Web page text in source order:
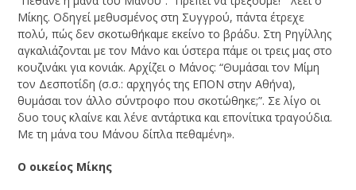
Μίκης. Οδηγεί μεθυσμένος στη Συγγρού, πάντα έτρεχε
πολύ, πώς δεν σκοτωθήκαμε εκείνο το βράδυ. Στη Ρηγίλλης
αγκαλιάζονται με τον Μάνο και ύστερα πάμε οι τρεις μας στο
κουζινάκι για κονιάκ. Αρχίζει ο Μάνος: “Θυμάσαι τον Μίμη
τον Δεσποτίδη (σ.σ.: αρχηγός της ΕΠΟΝ στην Αθήνα),
θυμάσαι τον άλλο σύντροφο που σκοτώθηκε;”. Σε λίγο οι
δυο τους κλαίνε και λένε αντάρτικα και επονίτικα τραγούδια.
Με τη μάνα του Μάνου δίπλα πεθαμένη».
Ο οικείος Μίκης